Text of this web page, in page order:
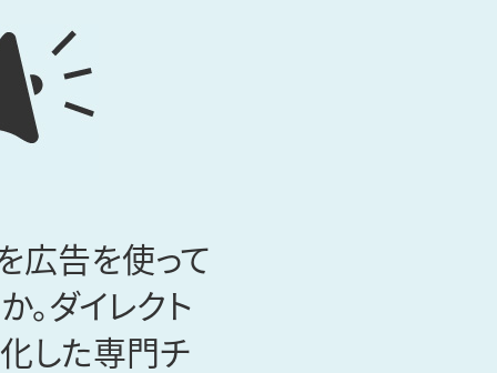
広告を使って
。ダイレクト
した専門チ